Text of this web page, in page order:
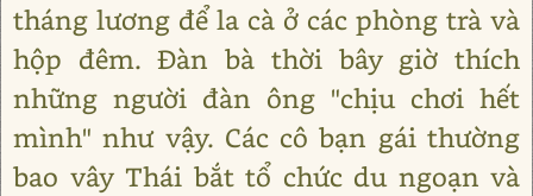
tháng lương để la cà ở các phòng trà và
hộp đêm. Đàn bà thời bây giờ thích
những người đàn ông "chịu chơi hết
mình" như vậy. Các cô bạn gái thường
bao vây Thái bắt tổ chức du ngoạn và